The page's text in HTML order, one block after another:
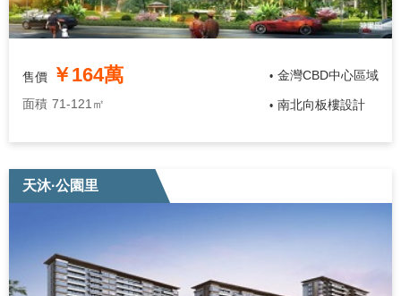
售價 ￥164萬
面積 71-121㎡
• 金灣CBD中心區域
• 南北向板樓設計
天沐·公園里